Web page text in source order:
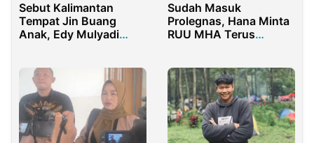
Sebut Kalimantan
Tempat Jin Buang
Anak, Edy Mulyadi
Sudah Masuk
Prolegnas, Hana Minta
RUU MHA Terus